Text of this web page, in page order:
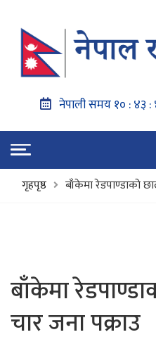
गृहपृष्ठ
बाँकेमा रेडपाण्डाको
बाँकेमा
चार जना पक्राउ